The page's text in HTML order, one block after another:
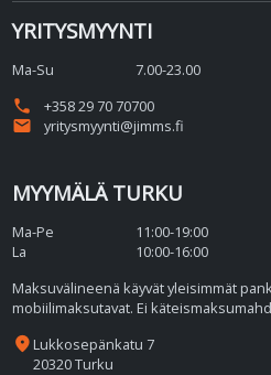
YRITYSMYYNTI
Ma-Su
7.00-23.00
phone
+358 29 70 70700
email
yritysmyynti@jimms.fi
MYYMÄLÄ TURKU
Ma-Pe
11:00-19:00
La
10:00-16:00
Maksuvälineenä käyvät yleisimmät
mobiilimaksutavat. Ei
place Lukkosepänkatu 7
20320 Turku